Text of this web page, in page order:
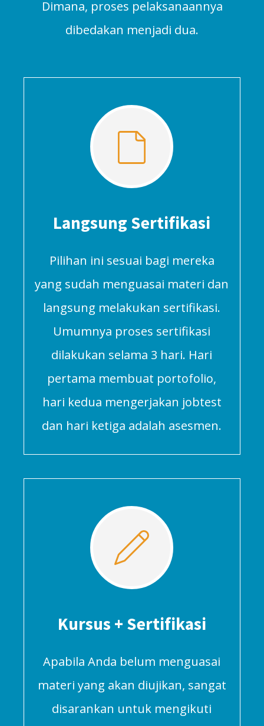
Dimana, proses pelaksanaannya
dibedakan menjadi dua.
Langsung Sertifikasi
Pilihan ini sesuai bagi mereka
yang sudah menguasai materi dan
langsung melakukan sertifikasi.
Umumnya proses sertifikasi
dilakukan selama 3 hari. Hari
pertama membuat portofolio,
hari kedua mengerjakan jobtest
dan hari ketiga adalah asesmen.
Kursus + Sertifikasi
Apabila Anda belum menguasai
materi yang akan diujikan, sangat
disarankan untuk mengikuti